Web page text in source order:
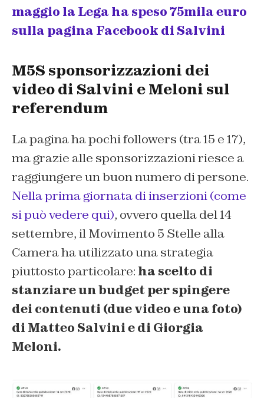
maggio la Lega ha speso 75mila euro
sulla pagina Facebook di Salvini
M5S sponsorizzazioni dei
video di Salvini e Meloni sul
referendum
La pagina ha pochi followers (tra 15 e 17),
ma grazie alle sponsorizzazioni riesce a
raggiungere un buon numero di persone.
Nella prima giornata di inserzioni (come
si può vedere qui), ovvero quella del 14
settembre, il Movimento 5 Stelle alla
Camera ha utilizzato una strategia
piuttosto particolare: ha scelto di
stanziare un budget per spingere
dei contenuti (due video e una foto)
di Matteo Salvini e di Giorgia
Meloni.